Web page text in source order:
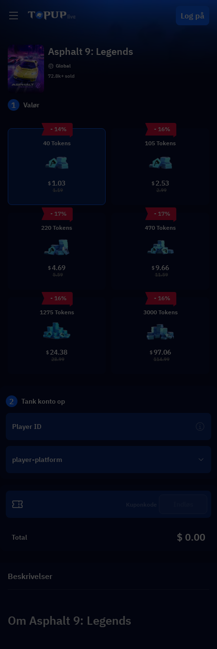
Log på
Asphalt 9: Legends
Global
72.8k+ sold
1 Valør
- 14%
40 Tokens
$ 1.03
1.19
- 16%
105 Tokens
$ 2.53
2.99
- 17%
220 Tokens
$4.69
5.59
- 17%
470 Tokens
$9.66
11.59
- 16%
1275 Tokens
$ 24.38
28.99
- 16%
3000 Tokens
$97.06
114.99
2 Tank konto op
Player ID
player-platform
Total $ 0.00
Beskrivelser
Om Asphalt 9: Legends